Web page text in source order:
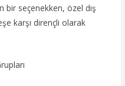
bir seçenekken, özel dış
karşı dirençli olarak